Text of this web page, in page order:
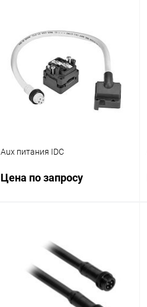
Купить в 1 клик Сравнение
В избранное
Наличие
уточняйте
Aux питания IDC
Цена по запросу
Купить в 1 клик
В избранное
Наличие
уточняйте